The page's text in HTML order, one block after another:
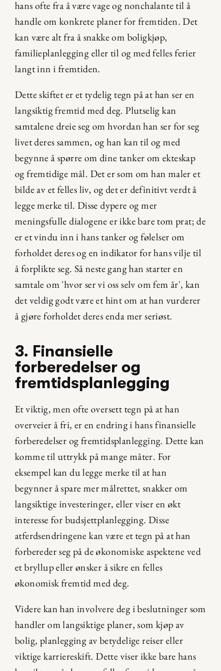
hans ofte fra å være vage og nonchalante til å
handle om konkrete planer for fremtiden. Det
kan være alt fra å snakke om boligkjøp,
familieplanlegging eller til og med felles ferier
langt inn i fremtiden.
Dette skiftet er et tydelig tegn på at han ser en
langsiktig fremtid med deg. Plutselig kan
samtalene dreie seg om hvordan han ser for seg
livet deres sammen, og han kan til og med
begynne å spørre om dine tanker om ekteskap
og fremtidige mål. Det er som om han maler et
bilde av et felles liv, og det er definitivt verdt å
legge merke til. Disse dypere og mer
meningsfulle dialogene er ikke bare tom prat; de
er et vindu inn i hans tanker og følelser om
forholdet deres og en indikator for hans vilje til
å forplikte seg. Så neste gang han starter en
samtale om 'hvor ser vi oss selv om fem år', kan
det veldig godt være et hint om at han vurderer
å gjøre forholdet deres enda mer seriøst.
3. Finansielle
forberedelser og
fremtidsplanlegging
Et viktig, men ofte oversett tegn på at han
overveier å fri, er en endring i hans finansielle
forberedelser og fremtidsplanlegging. Dette kan
komme til uttrykk på mange måter. For
eksempel kan du legge merke til at han
begynner å spare mer målrettet, snakker om
langsiktige investeringer, eller viser en økt
interesse for budsjettplanlegging. Disse
atferdsendringene kan være et tegn på at han
forbereder seg på de økonomiske aspektene ved
et bryllup eller ønsker å sikre en felles
økonomisk fremtid med deg.
Videre kan han involvere deg i beslutninger som
handler om langsiktige planer, som kjøp av
bolig, planlegging av betydelige reiser eller
viktige karriereskift. Dette viser ikke bare hans